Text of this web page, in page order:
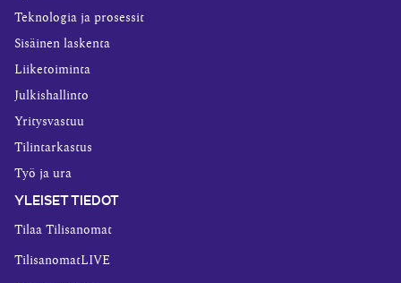
Teknologia ja prosessit
Sisäinen laskenta
Liiketoiminta
Julkishallinto
Yritysvastuu
Tilintarkastus
Työ ja ura
YLEISET TIEDOT
Tilaa Tilisanomat
TilisanomatLIVE